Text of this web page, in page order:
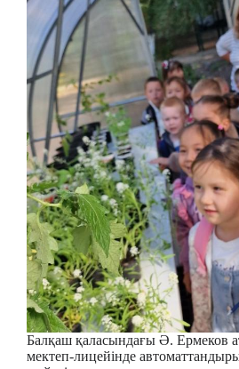
Балқаш қаласындағы Ә. Ермеков
мектеп-лицейінде